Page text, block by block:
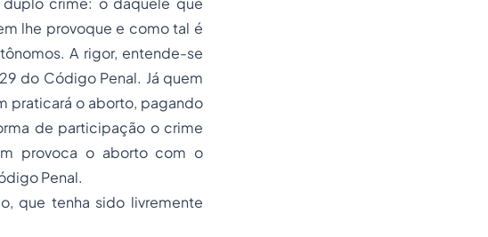
lhe provoque e como tal é
A rigor, entende-se
do Código Penal. Já quem
praticará o aborto, pagando
de participação o crime
provoca o aborto com o
Penal.
que tenha sido livremente